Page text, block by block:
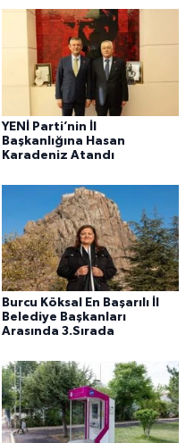
YENİ Parti’nin İl
Başkanlığına Hasan
Karadeniz Atandı
Burcu Köksal En Başarılı İl
Belediye Başkanları
Arasında 3.Sırada